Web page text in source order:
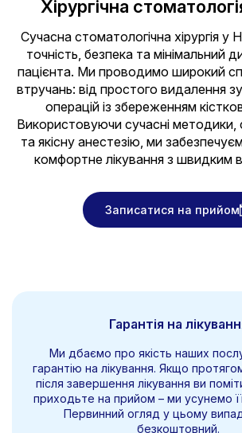
Хірургічна
Сучасна стоматологічна хірургія у
точність, безпека та мінімальний
пацієнта. Ми проводимо широкий
втручань: від простого видалення
операцій із збереженням
Використовуючи сучасні методики,
та якісну анестезію, ми
комфортне лікування з швидким
Записатися на прийом
Гарантія на
Ми дбаємо про якість наших
гарантію на лікування. Якщо
після завершення лікування ви
приходьте на прийом – ми усунемо
Первинний огляд у цьому
безкоштовний.